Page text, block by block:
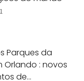
Parques da
Orlando : novos
de